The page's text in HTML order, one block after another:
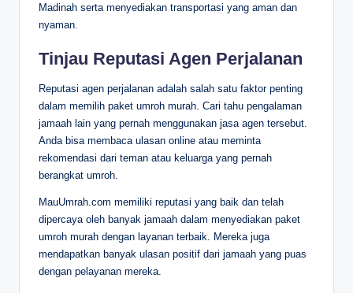
Madinah serta menyediakan transportasi yang aman dan
nyaman.
Tinjau Reputasi Agen Perjalanan
Reputasi agen perjalanan adalah salah satu faktor penting
dalam memilih paket umroh murah. Cari tahu pengalaman
jamaah lain yang pernah menggunakan jasa agen tersebut.
Anda bisa membaca ulasan online atau meminta
rekomendasi dari teman atau keluarga yang pernah
berangkat umroh.
MauUmrah.com memiliki reputasi yang baik dan telah
dipercaya oleh banyak jamaah dalam menyediakan paket
umroh murah dengan layanan terbaik. Mereka juga
mendapatkan banyak ulasan positif dari jamaah yang puas
dengan pelayanan mereka.